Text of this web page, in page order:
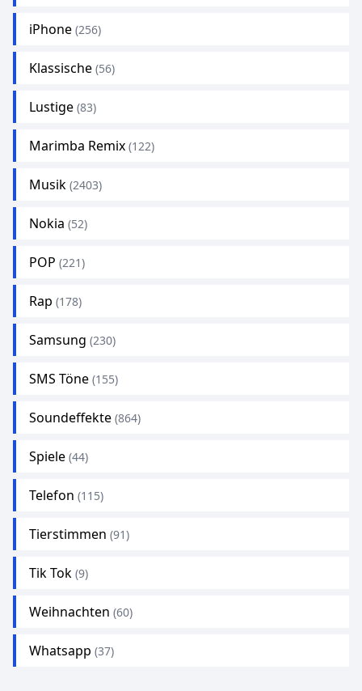
iPhone (256)
Klassische (56)
Lustige (83)
Marimba Remix (122)
Musik (2403)
Nokia (52)
POP (221)
Rap (178)
Samsung (230)
SMS Töne (155)
Soundeffekte (864)
Spiele (44)
Telefon (115)
Tierstimmen (91)
Tik Tok (9)
Weihnachten (60)
Whatsapp (37)